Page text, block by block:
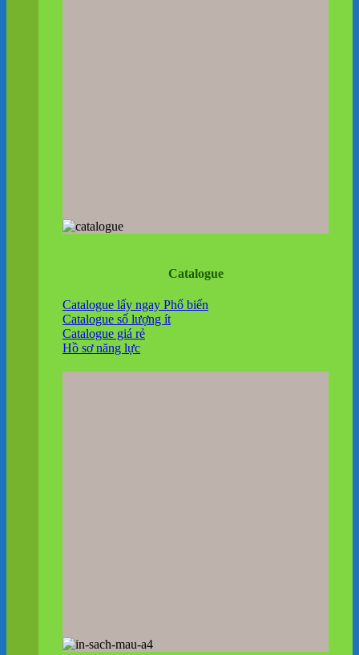
Catalogue
Catalogue lấy ngay
Catalogue số lượng ít
Catalogue giá rẻ
Hồ sơ năng lực